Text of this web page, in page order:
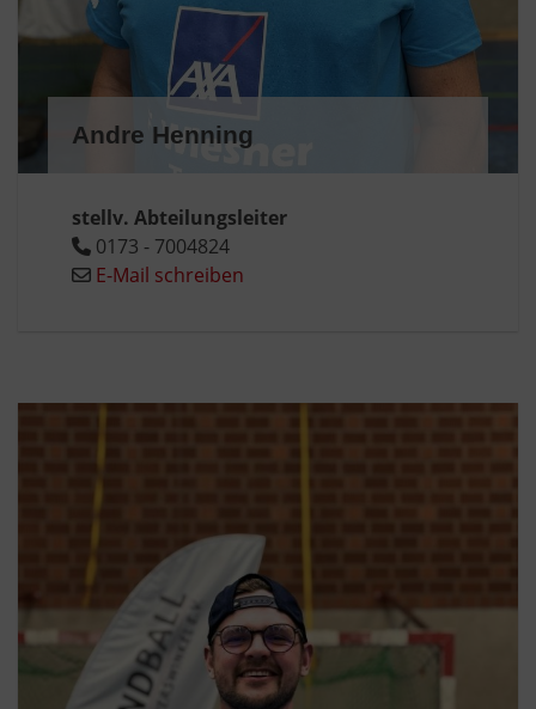
Andre Henning
stellv. Abteilungsleiter
0173 - 7004824
E-Mail schreiben